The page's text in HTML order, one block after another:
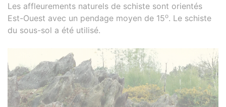
Les affleurements naturels de schiste sont orientés
Est-Ouest avec un pendage moyen de 15o. Le schiste
du sous-sol a été utilisé.